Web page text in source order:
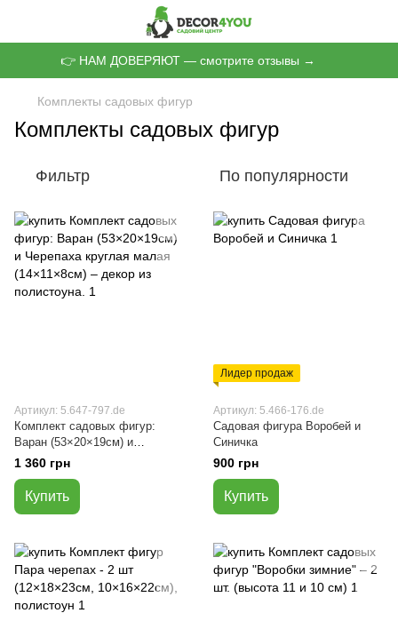
👉 НАМ ДОВЕРЯЮТ — смотрите отзывы →
Комплекты садовых фигур
Комплекты садовых фигур
Фильтр По популярности
Артикул: 5.647-797.de
Комплект садовых фигур:
Варан (53×20×19см) и
Черепаха круглая малая
(14×11×8см) – декор из
полистоуна.
1 360 грн
Купить
Лидер продаж
Артикул: 5.466-176.de
Садовая фигура Воробей и
Синичка
900 грн
Купить